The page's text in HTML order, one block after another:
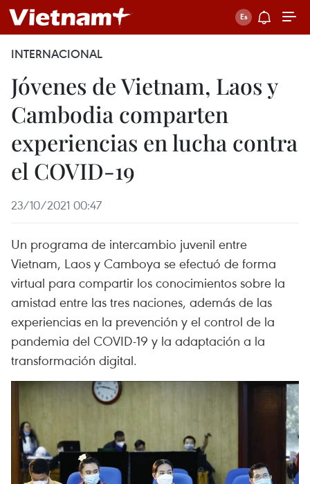
INTERNACIONAL
Jóvenes de Vietnam, Laos y
Cambodia comparten
experiencias en lucha contra
el COVID-19
23/10/2021 00:47
Un programa de intercambio juvenil entre
Vietnam, Laos y Camboya se efectuó de forma
virtual para compartir los conocimientos sobre la
amistad entre las tres naciones, además de las
experiencias en la prevención y el control de la
pandemia del COVID-19 y la adaptación a la
transformación digital.